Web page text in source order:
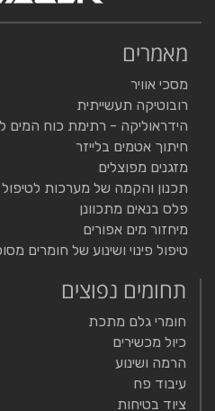
מאמרים
מסכי אוויר
רובוטיקה תעשייתית
הידראוליקה - רתימת כוח המים
חיתוך אטמים בלייזר
מזגנים מפוצלים
תכנון והקמה של מערכות
פלס בנאים מתכוונן
מיחזור מים אפורים
טיפול פינוי ושינוע של חומרים
תחומים נפוצים
חומרי גלם מתכת
כיול מכשירים
הרמה ושינוע
עיבוד פח
ציוד בטיחות